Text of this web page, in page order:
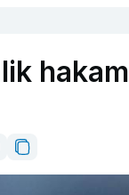
hakam